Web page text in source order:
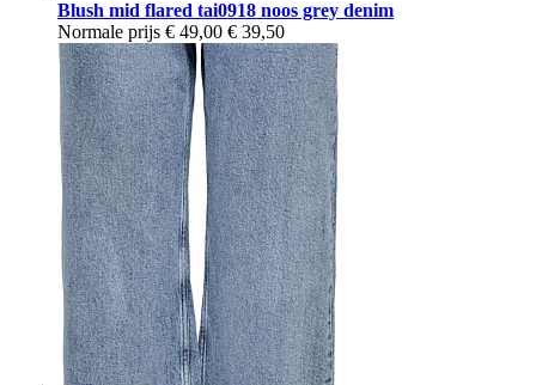
Blush mid flared tai0918 noos grey denim
Normale prijs € 49,00 € 39,50